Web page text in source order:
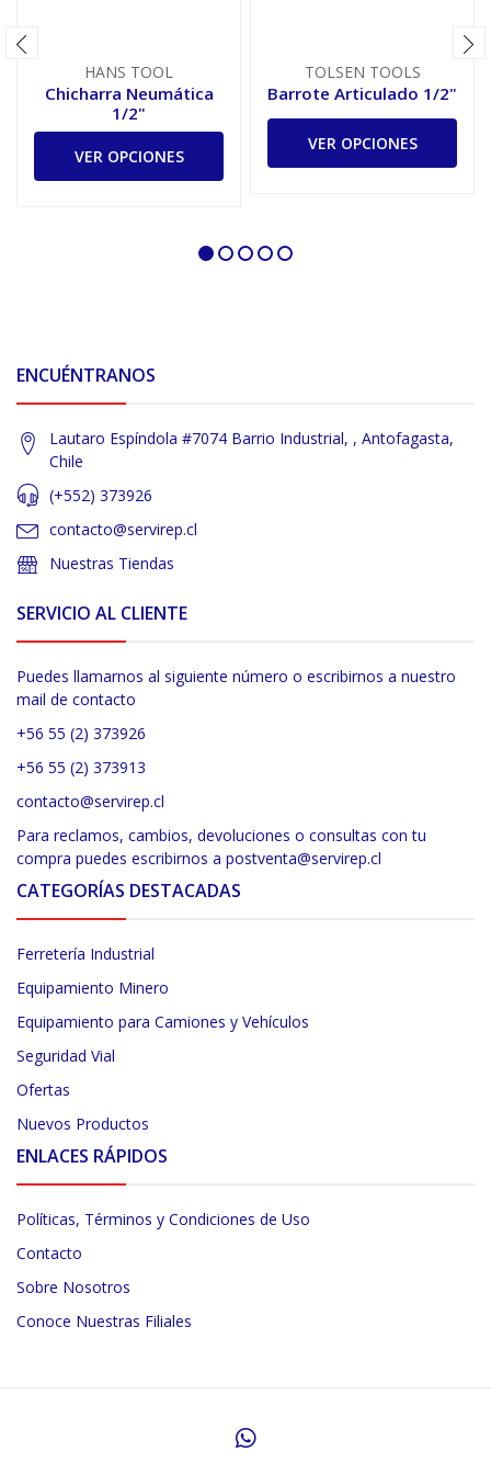
HANS TOOL
Chicharra Neumática
1/2"
VER OPCIONES
TOLSEN TOOLS
Barrote Articulado 1/2"
VER OPCIONES
ENCUÉNTRANOS
Lautaro Espíndola #7074 Barrio Industrial, , Antofagasta,
Chile
(+552) 373926
contacto@servirep.cl
Nuestras Tiendas
SERVICIO AL CLIENTE
Puedes llamarnos al siguiente número o escribirnos a nuestro
mail de contacto
+56 55 (2) 373926
+56 55 (2) 373913
contacto@servirep.cl
Para reclamos, cambios, devoluciones o consultas con tu
compra puedes escribirnos a postventa@servirep.cl
CATEGORÍAS DESTACADAS
Ferretería Industrial
Equipamiento Minero
Equipamiento para Camiones y Vehículos
Seguridad Vial
Ofertas
Nuevos Productos
ENLACES RÁPIDOS
Políticas, Términos y Condiciones de Uso
Contacto
Sobre Nosotros
Conoce Nuestras Filiales